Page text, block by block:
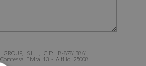
GROUP, S.L. , CIF: B-87813861,
Elvira 13 - Altillo, 25008